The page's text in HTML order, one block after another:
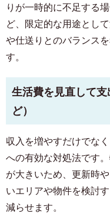
りが一時的に不足する
ど、限定的な用途とし
や仕送りとのバランス
す。
生活費を見直して
ど）
収入を増やすだけでな
への有効な対処法です
が大きいため、更新時
いエリアや物件を検討
減らせます。